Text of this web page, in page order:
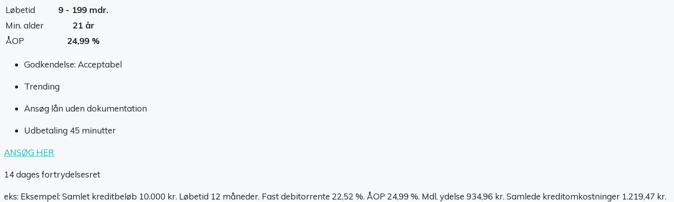
Løbetid
9 - 199 mdr.
Min. alder
21 år
ÅOP
24,99 %
Godkendelse: Acceptabel
Trending
Ansøg lån uden dokumentation
Udbetaling 45 minutter
ANSØG HER
14 dages fortrydelsesret
eks: Eksempel: Samlet kreditbeløb 10.000 kr. Løbetid 12 måneder. Fast debitorrente 22,52 %. ÅOP 24,99 %. Mdl. ydelse 934,96 kr. Samlede kreditomkostninger 1.219,47 kr.